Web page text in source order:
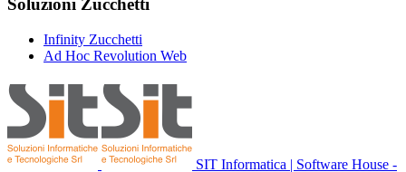
Soluzioni Zucchetti
Infinity Zucchetti
Ad Hoc Revolution Web
SIT Informatica | Software House -